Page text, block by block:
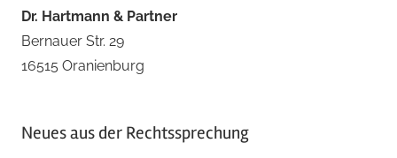
Dr. Hartmann & Partner
Bernauer Str. 29
16515 Oranienburg
Neues aus der Rechtssprechung